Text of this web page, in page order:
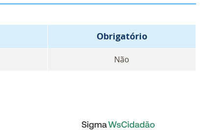
Obrigatório
Não